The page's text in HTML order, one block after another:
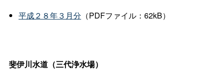
平成２８年３月分 （PDFファイル：62kB）
斐伊川水道（三代浄水場）